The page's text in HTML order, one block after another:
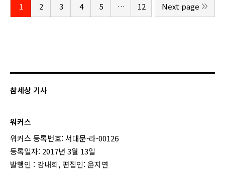
1 2 3 4 5 … 12 Next page
참세상 기사
워커스
워커스 등록번호: 서대문-라-00126
등록일자: 2017년 3월 13일
발행인 : 강내희, 편집인: 윤지연